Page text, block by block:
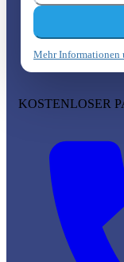
Mehr Informationen
KOSTENLOSER